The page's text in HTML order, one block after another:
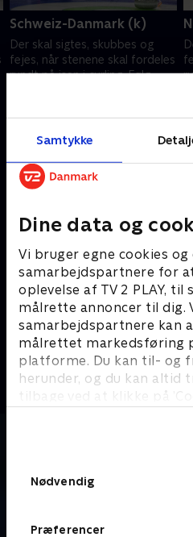
Samtykke
Dine data og
Vi bruger egne cookies
samarbejdspartnere for
oplevelse af TV 2 PLAY,
målrette annoncer til dig.
samarbejdspartnere kan
målrettet markedsføring
platforme. Du kan til- og
herunder, og du kan altid
tilbage ved at klikke på
Nødvendig
Præferencer
Schweiz-Danmark (k)
Der skal sigtes, skubbes og
fejes, når stenene skal fordeles
rundt på isen i curling. Følg
Andre så også
Vinter-OL - Det kølige
Skisport